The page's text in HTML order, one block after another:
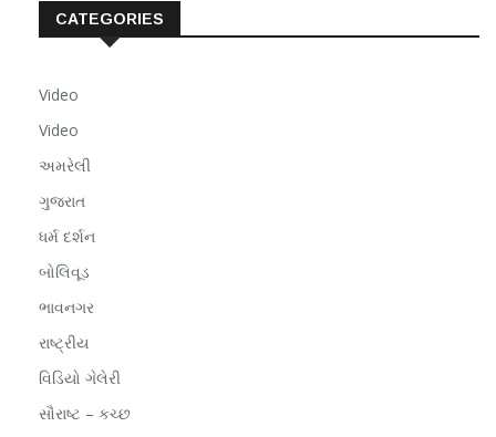
CATEGORIES
Video
Video
અમરેલી
ગુજરાત
ધર્મ દર્શન
બોલિવૂડ
ભાવનગર
રાષ્ટ્રીય
વિડિયો ગેલેરી
સૌરાષ્ટ – કચ્છ